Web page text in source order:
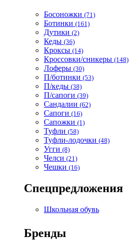
Босоножки (71)
Ботинки (161)
Дутики (2)
Кеды (36)
Кроксы (14)
Кроссовки/сникеры (148)
Лоферы (30)
П/ботинки (53)
П/кеды (38)
П/сапоги (39)
Сандалии (62)
Сапоги (16)
Сапожки (1)
Туфли (58)
Туфли-лодочки (48)
Угги (8)
Челси (21)
Чешки (16)
Спецпредложения
Школьная обувь
Бренды